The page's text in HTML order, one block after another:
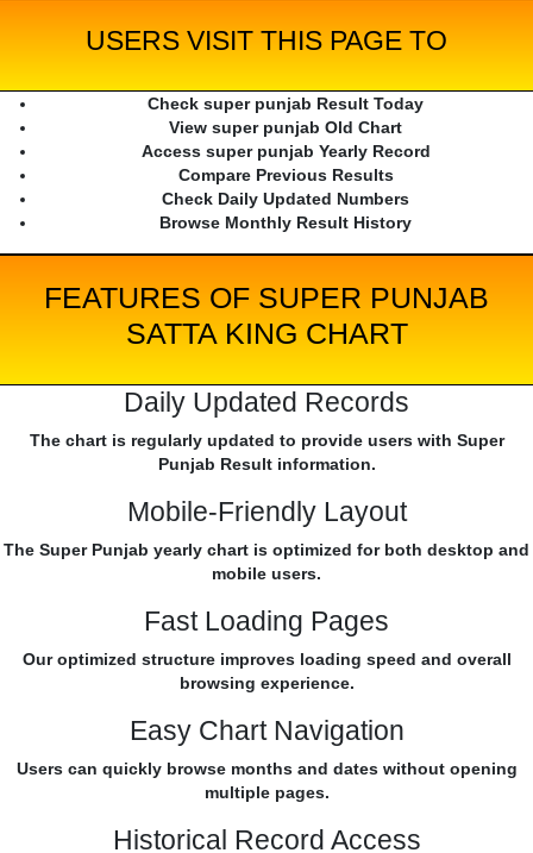
USERS VISIT THIS PAGE TO
Check super punjab Result Today
View super punjab Old Chart
Access super punjab Yearly Record
Compare Previous Results
Check Daily Updated Numbers
Browse Monthly Result History
FEATURES OF SUPER PUNJAB
SATTA KING CHART
Daily Updated Records
The chart is regularly updated to provide users with Super
Punjab Result information.
Mobile-Friendly Layout
The Super Punjab yearly chart is optimized for both desktop and
mobile users.
Fast Loading Pages
Our optimized structure improves loading speed and overall
browsing experience.
Easy Chart Navigation
Users can quickly browse months and dates without opening
multiple pages.
Historical Record Access